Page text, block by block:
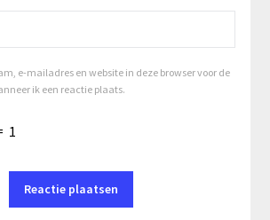
e-mailadres en website in deze browser voor de
ik een reactie plaats.
1